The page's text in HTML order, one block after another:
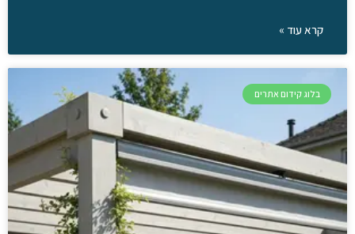
קרא עוד »
בלוג קידום אתרים